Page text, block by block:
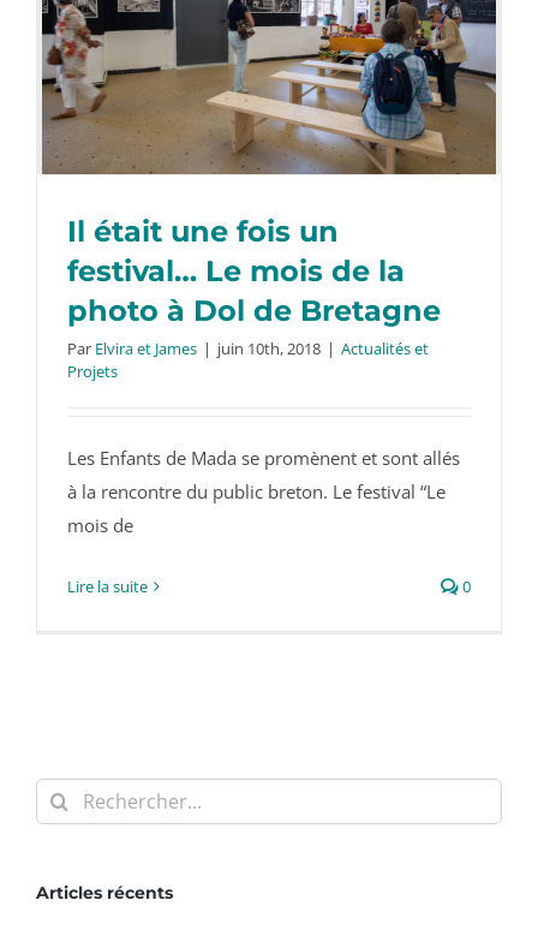
Il était une fois un festival… Le mois de
Il était une fois un
festival… Le mois de la
photo à Dol de Bretagne
Par Elvira et James | juin 10th, 2018 | Actualités et
Projets
Les Enfants de Mada se promènent et sont allés
à la rencontre du public breton. Le festival “Le
mois de
Lire la suite 0
Rechercher:
Articles récents